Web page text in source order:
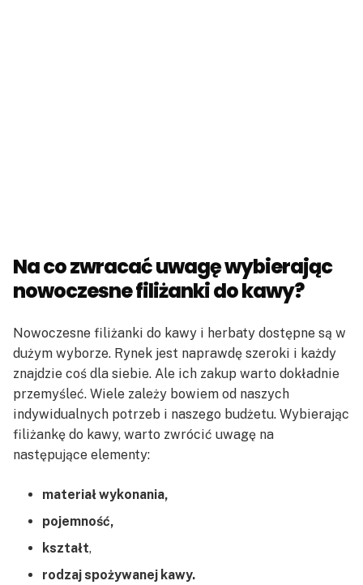
Na co zwracać uwagę wybierając
nowoczesne filiżanki do kawy?
Nowoczesne filiżanki do kawy i herbaty dostępne są w
dużym wyborze. Rynek jest naprawdę szeroki i każdy
znajdzie coś dla siebie. Ale ich zakup warto dokładnie
przemyśleć. Wiele zależy bowiem od naszych
indywidualnych potrzeb i naszego budżetu. Wybierając
filiżankę do kawy, warto zwrócić uwagę na
następujące elementy:
materiał wykonania,
pojemność,
kształt,
rodzaj spożywanej kawy.